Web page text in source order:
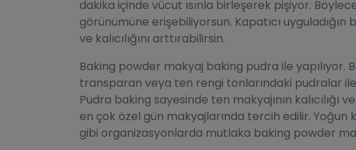
dakika içinde vücut ısınla birleşerek pişiyor.
görünümüne erişebiliyorsun. Kapatıcı
ve kalıcılığını arttırabilirsin.
Baking powder makyaj baking pudra ile
transparan veya ten rengi tonlarındaki pudralar
Pudra baking sayesinde ten makyajının kalıcılığı
en çok özel gün makyajlarında tercih edilir. Yoğun
gibi organizasyonlarda mutlaka baking powder